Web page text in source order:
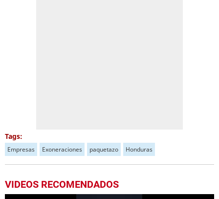
Tags:
Empresas Exoneraciones paquetazo Honduras
VIDEOS RECOMENDADOS